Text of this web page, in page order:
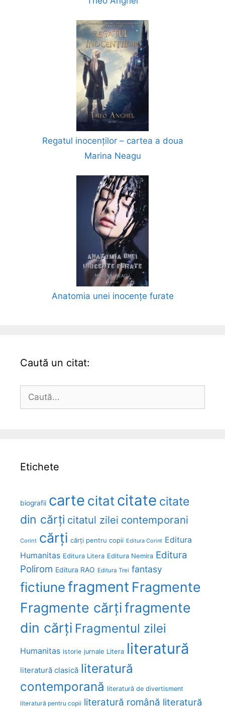
Regatul inocenților – cartea a doua
Marina Neagu
Anatomia unei inocențe furate
Caută un citat:
Caută
Etichete
biografii carte citatcitate citate
din cărți citatul zilei contemporani
Corint cărți cărți pentru copii Editura Corint Editura
Humanitas Editura Litera Editura Nemira Editura
Polirom Editura RAO Editura Trei fantasy
fictiunefragment Fragmente
Fragmente cărțifragmente
din cărți Fragmentul zilei
Humanitas istorie jurnale Litera literatură
literatură clasică literatură
contemporană literatură de divertisment
literatură pentru copii literatură română literatură